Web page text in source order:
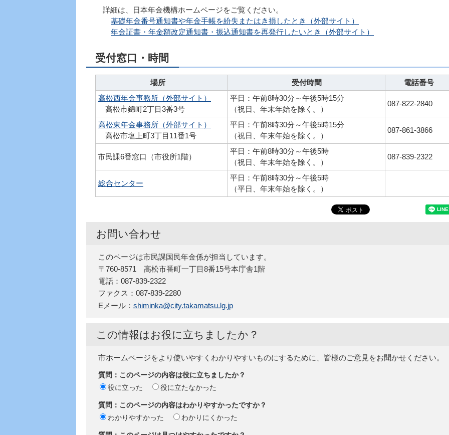
詳細は、日本年金機構ホームページをご覧ください。
基礎年金番号通知書や年金手帳を紛失またはき損したとき（外部サイト）
年金証書・年金額改定通知書・振込通知書を再発行したいとき（外部サイト）
受付窓口・時間
場所 受付時間
電話番号
高松西年金事務所（外部サイト）
高松市錦町2丁目3番3号
平日：午前8時30分～午後5時15分
（祝日、年末年始を除く。）
087-822-2840
高松東年金事務所（外部サイト）
高松市塩上町3丁目11番1号
平日：午前8時30分～午後5時15分
（祝日、年末年始を除く。）
087-861-3866
市民課6番窓口（市役所1階）
平日：午前8時30分～午後5時
（祝日、年末年始を除く。）
087-839-2322
総合センター
平日：午前8時30分～午後5時
（平日、年末年始を除く。）
お問い合わせ
このページは市民課国民年金係が担当しています。
〒760-8571 高松市番町一丁目8番15号本庁舎1階
電話：087-839-2322
ファクス：087-839-2280
Eメール： shiminka@city.takamatsu.lg.jp
この情報はお役に立ちましたか？
市ホームページをより使いやすくわかりやすいものにするために、皆様のご意見をお聞かせください。
質問：このページの内容は役に立ちましたか？
役に立った
役に立たなかった
質問：このページの内容はわかりやすかったですか？
わかりやすかった
わかりにくかった